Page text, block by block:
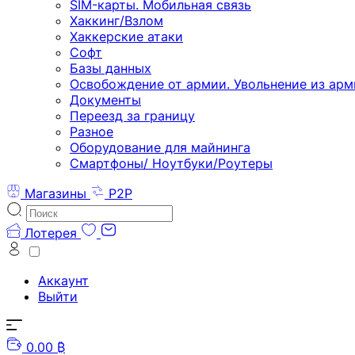
SIM-карты. Мобильная связь
Хаккинг/Взлом
Хаккерские атаки
Софт
Базы данных
Освобождение от армии. Увольнение из
Документы
Переезд за границу
Разное
Оборудование для майнинга
Смартфоны/ Ноутбуки/Роутеры
Магазины
P2P
Лотерея
Аккаунт
Выйти
0.00 ₿